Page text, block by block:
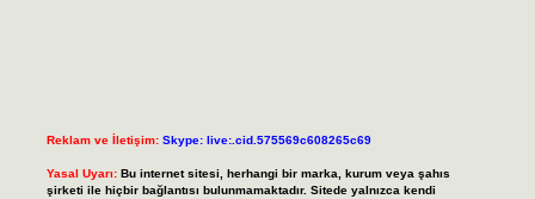
Reklam ve İletişim: Skype: live:.cid.575569c608265c69
Yasal Uyarı: Bu internet sitesi, herhangi bir marka, kurum veya şahıs
şirketi ile hiçbir bağlantısı bulunmamaktadır. Sitede yalnızca kendi